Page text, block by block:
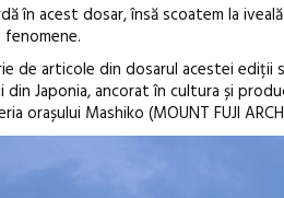
în acest dosar, însă scoatem la
de articole din dosarul acestei ediții
Japonia, ancorat în cultura și
orașului Mashiko (MOUNT FUJI